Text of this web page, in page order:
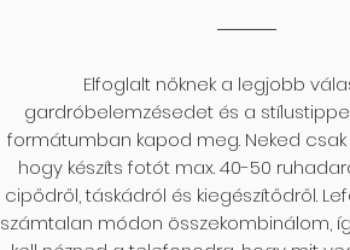
Elfoglalt nőknek a legjobb
gardróbelemzésedet és a
formátumban kapod meg. Neked
hogy készíts fotót max. 40-50
cipődről, táskádról és kiegészítődről.
számtalan módon összekombinálom,